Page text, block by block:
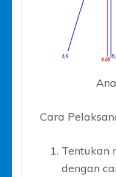
Cara
Tentukan
dengan